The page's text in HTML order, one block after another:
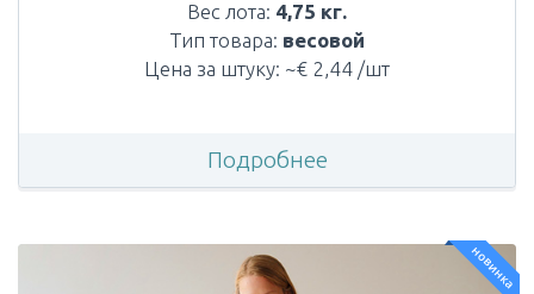
Вес лота: 4,75 кг.
Тип товара: весовой
Цена за штуку: ~€ 2,44 /шт
Подробнее
новинка